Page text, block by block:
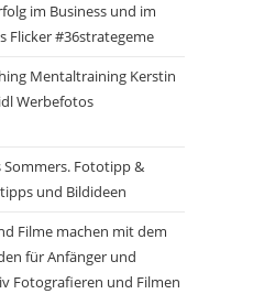
im Business und im
Flicker #36strategeme
Mentaltraining Kerstin
Werbefotos
Sommers. Fototipp &
und Bildideen
Filme machen mit dem
für Anfänger und
Fotografieren und Filmen